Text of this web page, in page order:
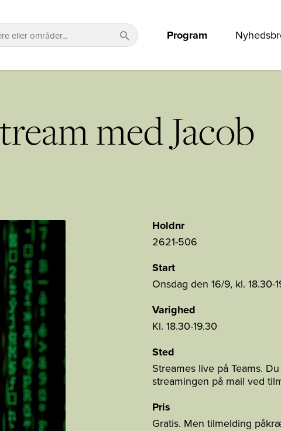
Program
med Jacob
Holdnr
2621-506
Start
Onsdag den 16/9, kl. 18.30-
Varighed
Kl. 18.30-19.30
Sted
Streames live på Teams.
streamingen på mail ved
Pris
Gratis. Men tilmelding